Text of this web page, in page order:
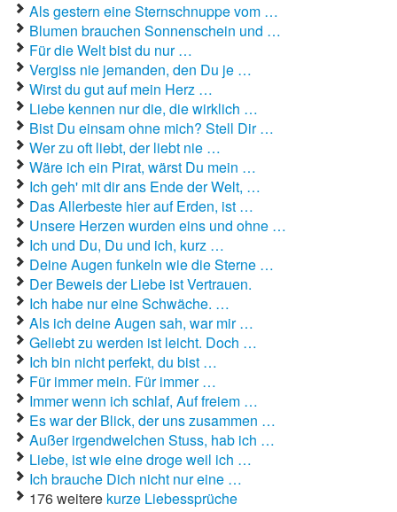
Liebesgedichte
Liebesgrüße
Liebeslieder
Liebestexte
Liebeszauber
Partnerschaft / Beziehung
erstes Date
Traumfrau / Traummann finden
Zufallsspruch
Als gestern eine Sternschnuppe vom …
Blumen brauchen Sonnenschein und …
Für die Welt bist du nur …
Vergiss nie jemanden, den Du je …
Wirst du gut auf mein Herz …
Liebe kennen nur die, die wirklich …
Bist Du einsam ohne mich? Stell Dir …
Wer zu oft liebt, der liebt nie …
Wäre ich ein Pirat, wärst Du mein …
Ich geh' mit dir ans Ende der Welt, …
Das Allerbeste hier auf Erden, ist …
Unsere Herzen wurden eins und ohne …
Ich und Du, Du und ich, kurz …
Deine Augen funkeln wie die Sterne …
Der Beweis der Liebe ist Vertrauen.
Ich habe nur eine Schwäche. …
Als ich deine Augen sah, war mir …
Geliebt zu werden ist leicht. Doch …
Ich bin nicht perfekt, du bist …
Für immer mein. Für immer …
Immer wenn ich schlaf, Auf freiem …
Es war der Blick, der uns zusammen …
Außer irgendwelchen Stuss, hab ich …
Liebe, ist wie eine droge weil ich …
Ich brauche Dich nicht nur eine …
176 weitere kurze Liebessprüche